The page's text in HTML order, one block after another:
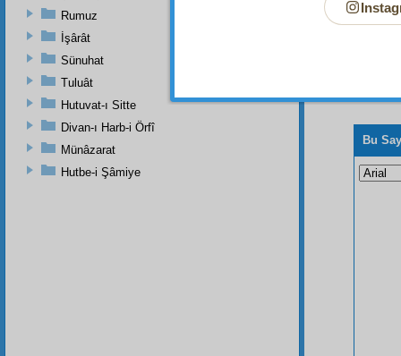
Bu
Rumuz
İşârât
Sünuhat
Tuluât
Hutuvat-ı Sitte
Divan-ı Harb-i Örfî
Münâzarat
Hutbe-i Şâmiye